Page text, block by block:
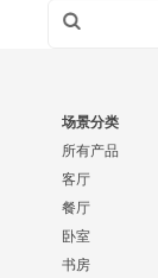
场景分类
所有产品
客厅
餐厅
卧室
书房